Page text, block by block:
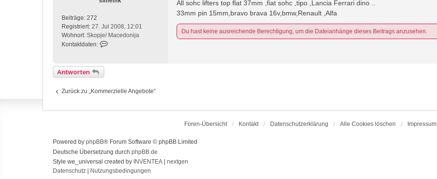
Beiträge: 272
Registriert: 27. Jul 2008, 12:01
Wohnort: Skopje/ Macedonija
Kontaktdaten:
a
n
o
n
s
t
g
All sohc lifters top flat 37mm ,fiat sohc ,tipo ,Lancia Ferrari dino ..
33mm pin 15mm,bravo brava 16v,bmw,Renault ,Alfa
Du hast keine ausreichende Berechtigung, um die Dateianhänge dieses Beitrags anzusehen.
Antworten
Zurück zu „Kommerzielle Angebote“
Foren-Übersicht Kontakt Datenschutzerklärung Alle Cookies löschen Impressum
Powered by phpBB® Forum Software © phpBB Limited
Deutsche Übersetzung durch phpBB.de
Style we_universal created by INVENTEA
nextgen
Datenschutz
Nutzungsbedingungen